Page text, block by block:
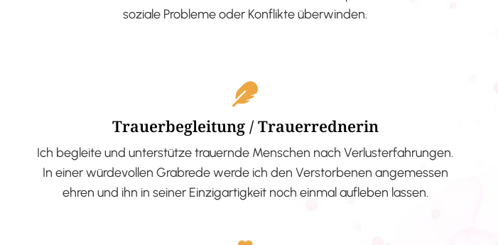
soziale Probleme oder Konflikte überwinden.
Trauerbegleitung / Trauerrednerin
Ich begleite und unterstütze trauernde Menschen nach Verlusterfahrungen.
In einer würdevollen Grabrede werde ich den Verstorbenen angemessen
ehren und ihn in seiner Einzigartigkeit noch einmal aufleben lassen.